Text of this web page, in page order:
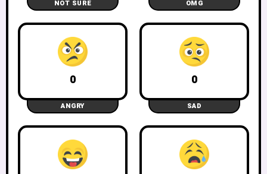
NOT SURE OMG
0
ANGRY
0
SAD